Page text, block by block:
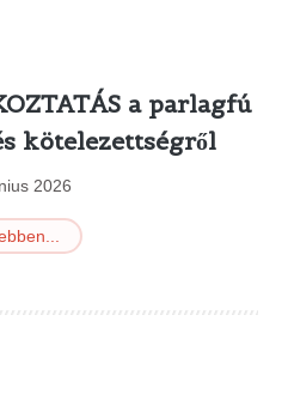
a parlagfú
kötelezettségről
2026